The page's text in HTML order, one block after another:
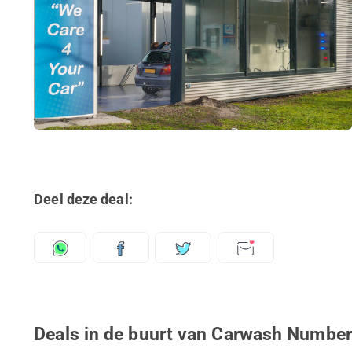
Deel deze deal:
Deals in de buurt van Carwash